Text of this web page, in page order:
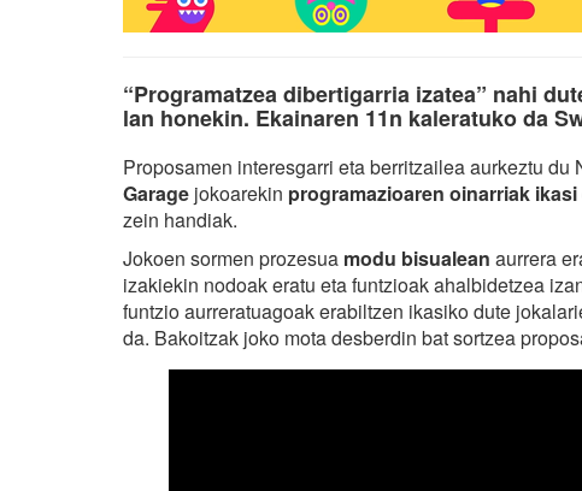
“Programatzea dibertigarria izatea” nahi
lan honekin. Ekainaren 11n kaleratuko da
Proposamen interesgarri eta berritzailea aurkeztu
Garage jokoarekin programazioaren oinarriak
zein handiak.
Jokoen sormen prozesua modu bisualean aurrera
izakiekin nodoak eratu eta funtzioak ahalbidetzea
funtzio aurreratuagoak erabiltzen ikasiko dute
da. Bakoitzak joko mota desberdin bat sortzea